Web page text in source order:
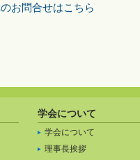
お問合せはこちら
学会について
学会について
理事長挨拶